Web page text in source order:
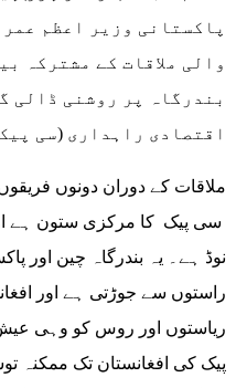
پاکستانی وزیر اعظم
والی ملاقات کے مشترکہ
بندرگاہ پر روشنی ڈالی
اقتصادی راہداری (سی
ملاقات کے دوران دونوں فریقوں
سی پیک کا مرکزی ستون ہے
نوڈ ہے۔ یہ بندرگاہ چین اور
راستوں سے جوڑتی ہے اور
ریاستوں اور روس کو وہی
پیک کی افغانستان تک ممکنہ